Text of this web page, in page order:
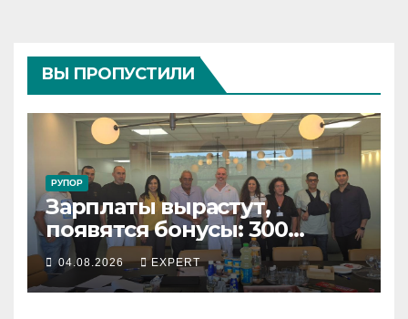
ВЫ ПРОПУСТИЛИ
РУПОР
Зарплаты вырастут,
появятся бонусы: 300
сотрудников «Штраус»
получили новый
коллективный договор
04.08.2026 EXPERT